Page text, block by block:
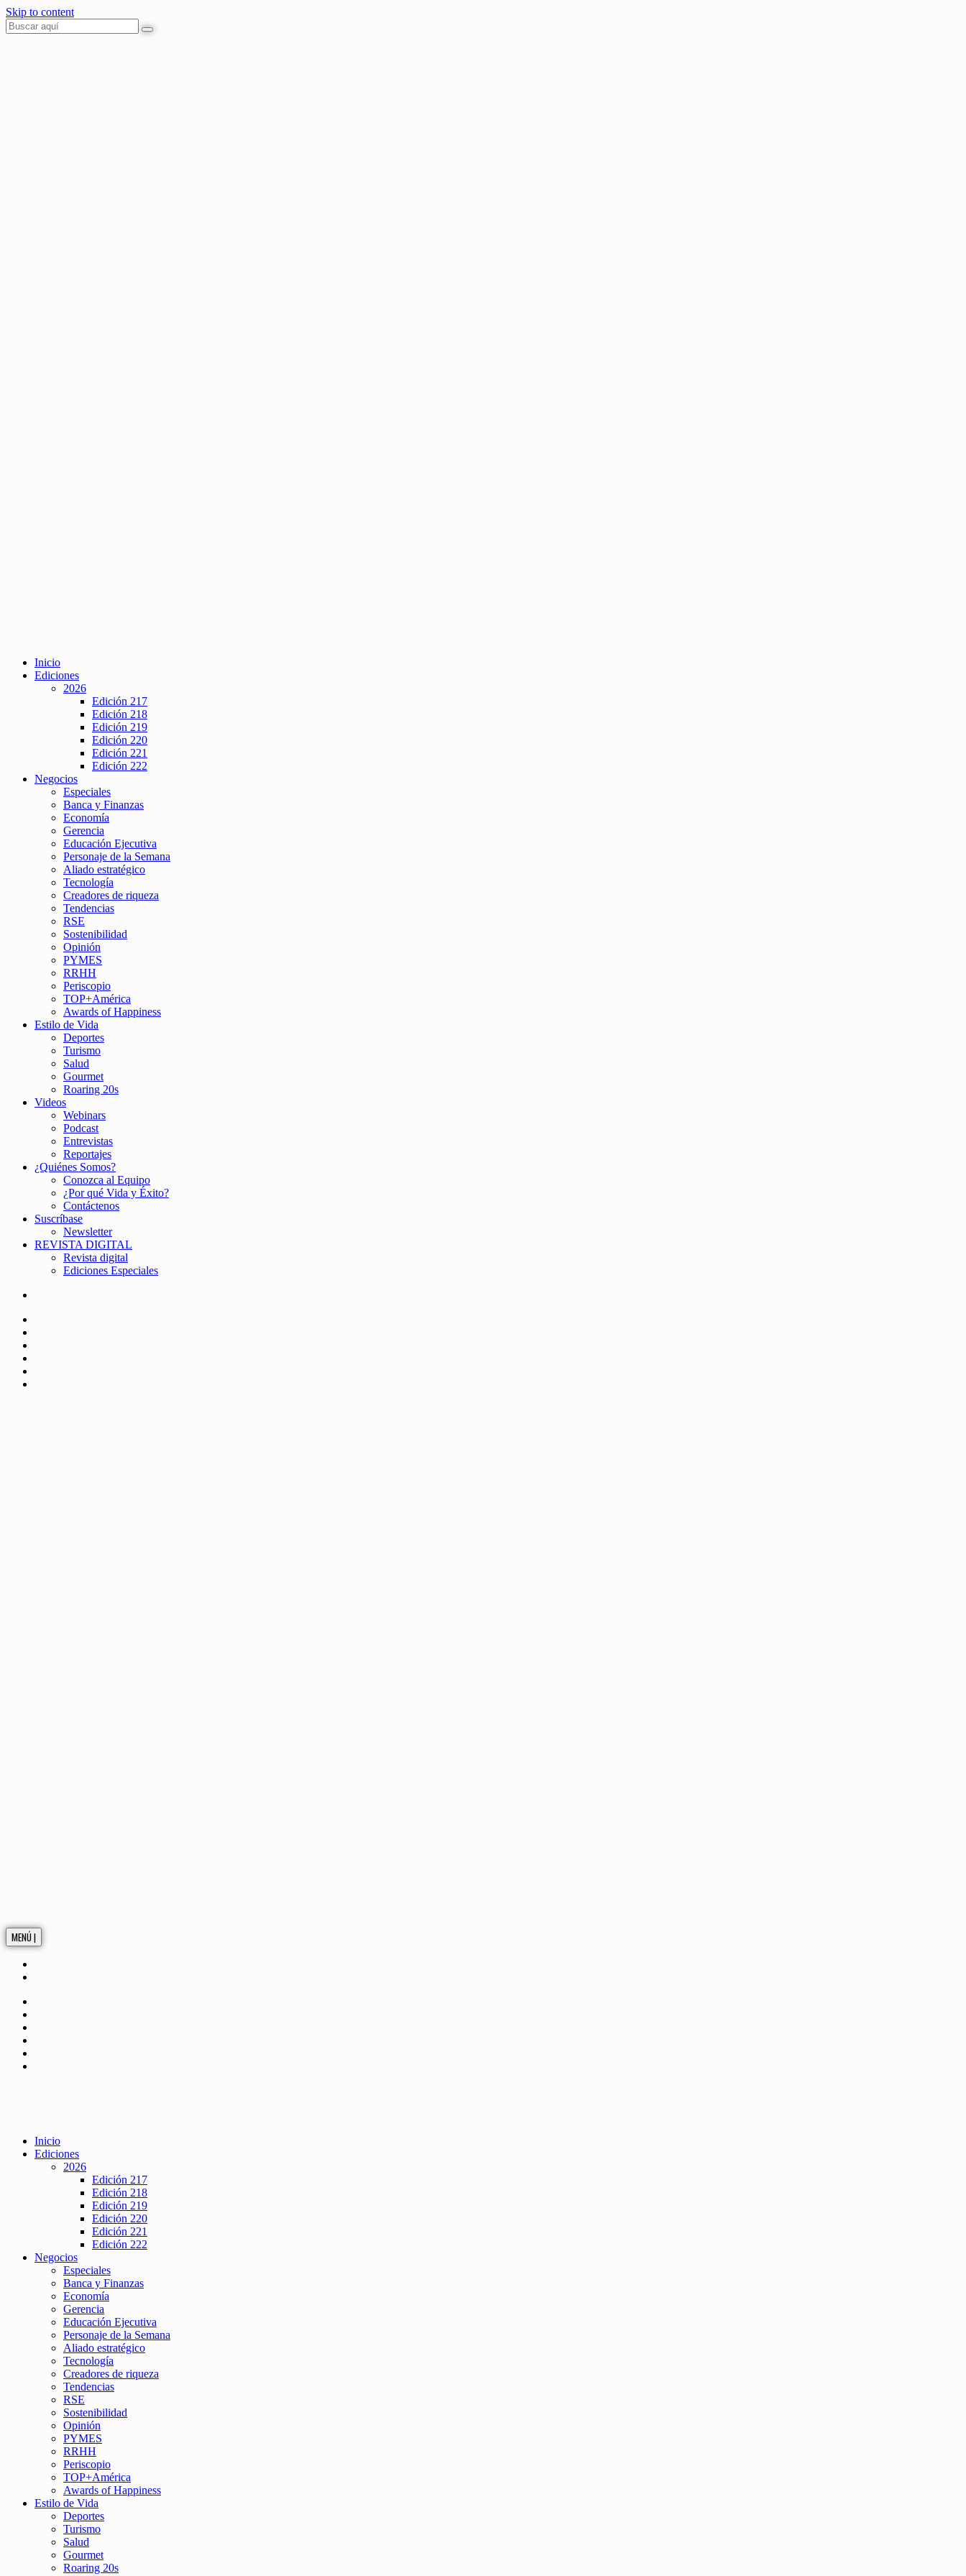
Skip to content
Inicio
Ediciones
2026
Edición 217
Edición 218
Edición 219
Edición 220
Edición 221
Edición 222
Negocios
Especiales
Banca y Finanzas
Economía
Gerencia
Educación Ejecutiva
Personaje de la Semana
Aliado estratégico
Tecnología
Creadores de riqueza
Tendencias
RSE
Sostenibilidad
Opinión
PYMES
RRHH
Periscopio
TOP+América
Awards of Happiness
Estilo de Vida
Deportes
Turismo
Salud
Gourmet
Roaring 20s
Videos
Webinars
Podcast
Entrevistas
Reportajes
¿Quiénes Somos?
Conozca al Equipo
¿Por qué Vida y Éxito?
Contáctenos
Suscríbase
Newsletter
REVISTA DIGITAL
Revista digital
Ediciones Especiales
MENÚ |
Inicio
Ediciones
2026
Edición 217
Edición 218
Edición 219
Edición 220
Edición 221
Edición 222
Negocios
Especiales
Banca y Finanzas
Economía
Gerencia
Educación Ejecutiva
Personaje de la Semana
Aliado estratégico
Tecnología
Creadores de riqueza
Tendencias
RSE
Sostenibilidad
Opinión
PYMES
RRHH
Periscopio
TOP+América
Awards of Happiness
Estilo de Vida
Deportes
Turismo
Salud
Gourmet
Roaring 20s